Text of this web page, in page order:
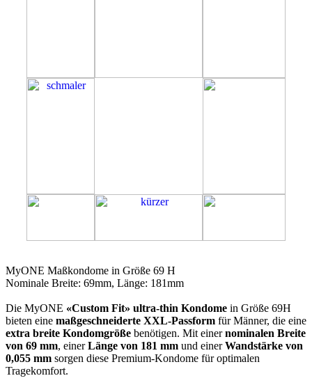
MyONE Maßkondome in Größe 69 H
Nominale Breite: 69mm, Länge: 181mm
Die MyONE «Custom Fit» ultra-thin Kondome in Größe 69H
bieten eine maßgeschneiderte XXL-Passform für Männer, die eine
extra breite Kondomgröße benötigen. Mit einernominalen Breite
von 69 mm, einerLänge von 181 mm und einerWandstärke von
0,055 mm sorgen diese Premium-Kondome für optimalen
Tragekomfort.